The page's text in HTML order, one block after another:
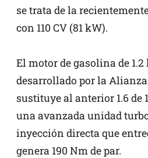
se trata de la
con 110 CV (81 kW).
El motor de gasolina de
desarrollado por la
sustituye al anterior 1.6 de
una avanzada unidad
inyección directa que
genera 190 Nm de par.